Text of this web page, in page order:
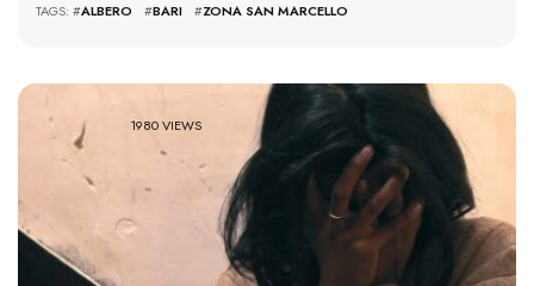
TAGS: #ALBERO #BARI #ZONA SAN MARCELLO
1980 VIEWS